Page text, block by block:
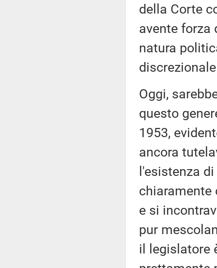
della Corte
avente forza
natura
Oggi,
questo
1953,
ancora
l'esistenza
chiaramente
e si
pur
il legislatore